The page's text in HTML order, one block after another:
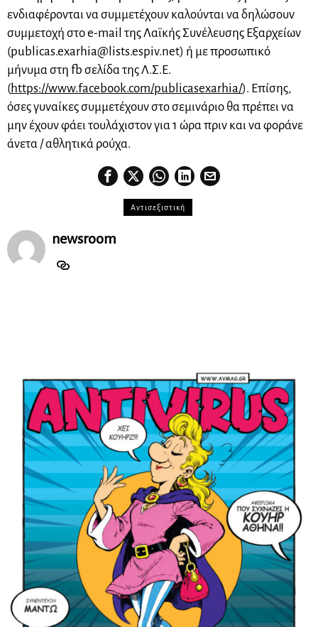
ενδιαφέρονται να συμμετέχουν καλούνται να δηλώσουν
συμμετοχή στο e-mail της Λαϊκής Συνέλευσης Εξαρχείων
(publicas.exarhia@lists.espiv.net) ή με προσωπικό
μήνυμα στη fb σελίδα της Λ.Σ.Ε.
(https://www.facebook.com/publicasexarhia/). Επίσης,
όσες γυναίκες συμμετέχουν στο σεμινάριο θα πρέπει να
μην έχουν φάει τουλάχιστον για 1 ώρα πριν και να φοράνε
άνετα / αθλητικά ρούχα.
Αντισεξιστική
newsroom